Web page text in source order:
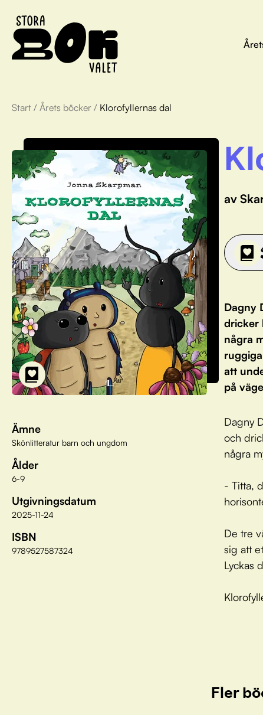
Start / Årets böcker / Klorofyllernas dal
Ämne
Skönlitteratur barn och ungdom
Ålder
6-9
Utgivningsdatum
2025-11-24
ISBN
9789527587324
av
Dagny
dricker
några
att
på
Dagny
och
några
- Titta,
De tre
sig att
Lyckas
Fler